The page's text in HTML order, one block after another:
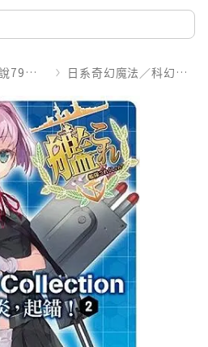
📌輕小說79折起 日系奇幻魔法／科幻冒險